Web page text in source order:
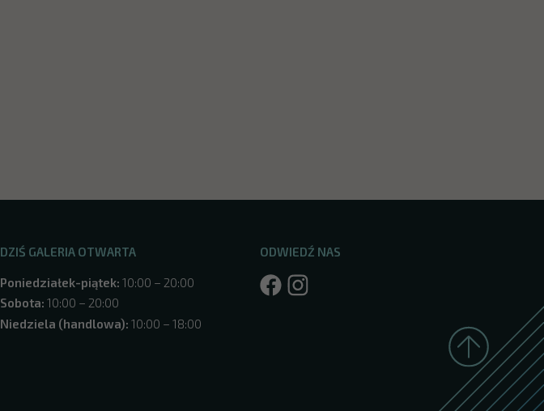
DZIŚ GALERIA OTWARTA
Poniedziałek-piątek: 10:00 – 20:00
Sobota: 10:00 – 20:00
Niedziela (handlowa): 10:00 – 18:00
ODWIEDŹ NAS